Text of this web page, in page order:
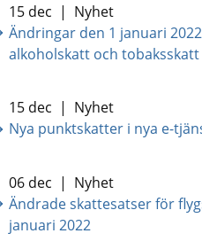
15 dec | Nyhet
Ändringar den 1 januari
alkoholskatt och tobaksskatt
15 dec | Nyhet
Nya punktskatter i nya e-
06 dec | Nyhet
Ändrade skattesatser för
januari 2022